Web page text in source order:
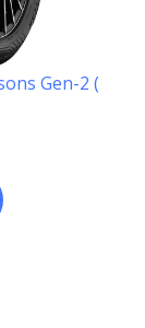
Gen-2 (